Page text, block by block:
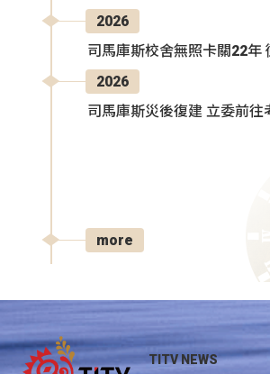
2026
司馬庫斯校舍無照卡關22年
2026
司馬庫斯災後復建 立委前往
more
TITV NEWS